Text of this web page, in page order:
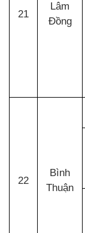
21
Lâm
Đồng
22
Bình
Thuận